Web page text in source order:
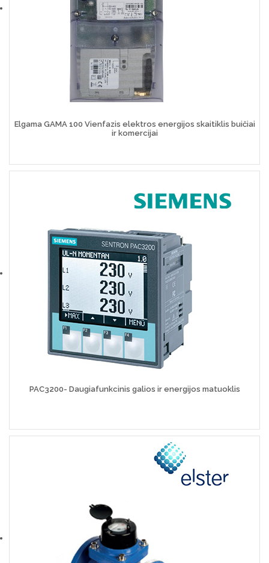
Elgama GAMA 100 Vienfazis elektros energijos skaitiklis buičiai
ir komercijai
PAC3200- Daugiafunkcinis galios ir energijos matuoklis